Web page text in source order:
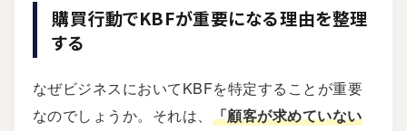
購買行動でKBFが重要になる理由を整理
する
なぜビジネスにおいてKBFを特定することが重要
なのでしょうか。それは、 「顧客が求めていない